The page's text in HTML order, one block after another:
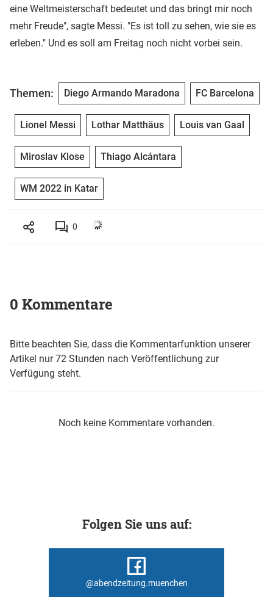
eine Weltmeisterschaft bedeutet und das bringt mir noch
mehr Freude", sagte Messi. "Es ist toll zu sehen, wie sie es
erleben." Und es soll am Freitag noch nicht vorbei sein.
Themen: Diego Armando Maradona FC Barcelona
Lionel Messi Lothar Matthäus Louis van Gaal
Miroslav Klose Thiago Alcántara
WM 2022 in Katar
0
0 Kommentare
Bitte beachten Sie, dass die Kommentarfunktion unserer
Artikel nur 72 Stunden nach Veröffentlichung zur
Verfügung steht.
Noch keine Kommentare vorhanden.
Folgen Sie uns auf:
@abendzeitung.muenchen